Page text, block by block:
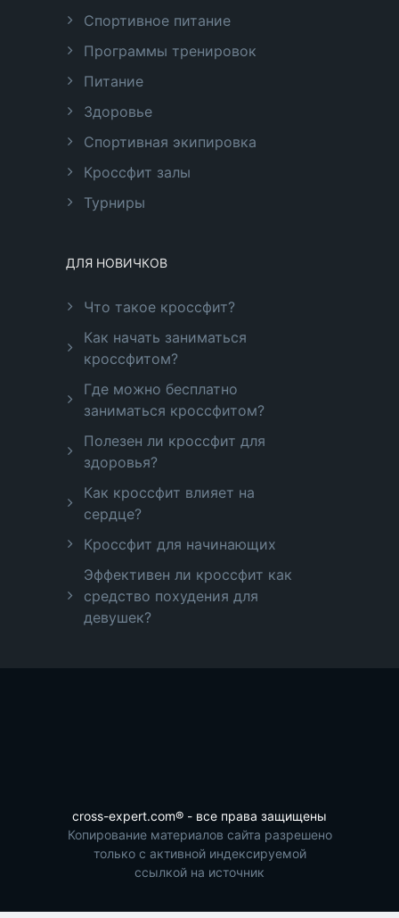
Спортивное питание
Программы тренировок
Питание
Здоровье
Спортивная экипировка
Кроссфит залы
Турниры
ДЛЯ НОВИЧКОВ
Что такое кроссфит?
Как начать заниматься
кроссфитом?
Где можно бесплатно
заниматься кроссфитом?
Полезен ли кроссфит для
здоровья?
Как кроссфит влияет на
сердце?
Кроссфит для начинающих
Эффективен ли кроссфит как
средство похудения для
девушек?
cross-expert.com® - все права защищены
Копирование материалов сайта разрешено
только с активной индексируемой
ссылкой на источник